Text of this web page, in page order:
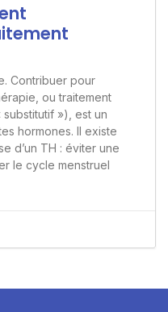
Contribuer pour
ou traitement
»), est un
hormones. Il existe
d’un TH : éviter une
le cycle menstruel